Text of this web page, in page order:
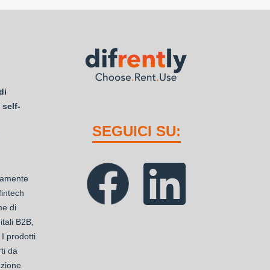
self-
fintech
di
B2B,
prodotti
da
SEGUICI SU: